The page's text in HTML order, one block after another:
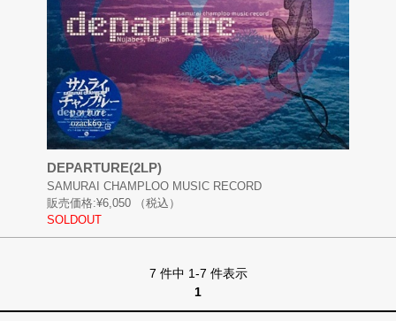
DEPARTURE(2LP)
SAMURAI CHAMPLOO MUSIC RECORD
販売価格:¥6,050
（税込）
SOLDOUT
7 件中 1-7 件表示
1